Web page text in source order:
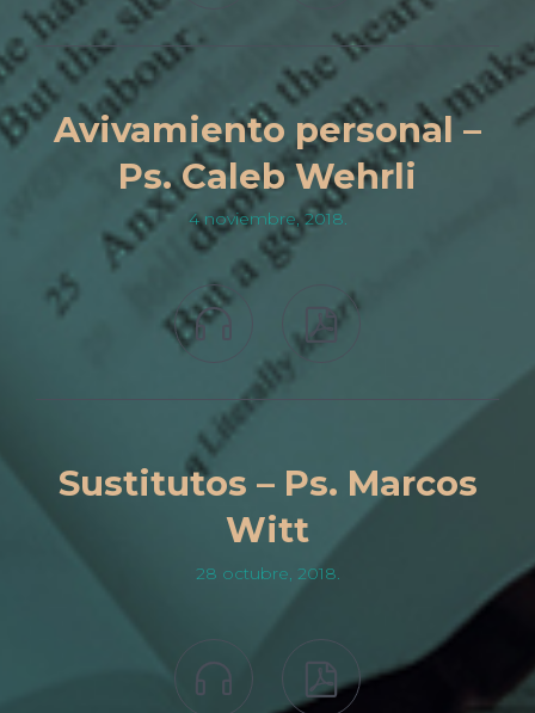
Avivamiento personal –
Ps. Caleb Wehrli
4 noviembre, 2018.
 
Sustitutos – Ps. Marcos
Witt
28 octubre, 2018.
 